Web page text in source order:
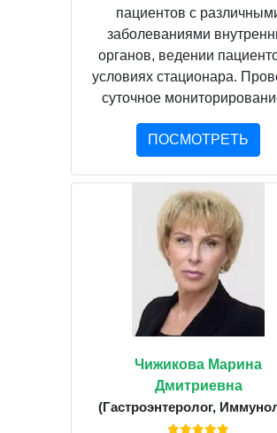
пациентов с
заболеваниями
органов, ведении
условиях стационара.
суточное
ПОСМОТРЕТЬ
Чижикова Марина
Дмитриевна
(Гастроэнтеролог,